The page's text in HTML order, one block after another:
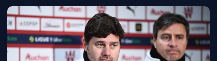
CDM 2026
EDF
PSG
LIGUE 1